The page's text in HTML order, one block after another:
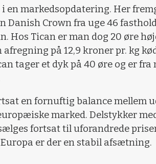
en markedsopdatering. Her
Danish Crown fra uge 46
Hos Tican er man dog 20 øre
afregning på 12,9 kroner pr. kg
tager et dyk på 40 øre og er fra
en fornuftig balance mellem
marked. Delstykker
fortsat til uforandrede
er der en stabil afsætning.